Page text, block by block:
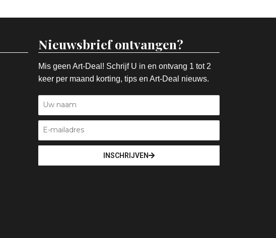
Nieuwsbrief ontvangen?
Mis geen Art-Deal! Schrijf U in en ontvang 1 tot 2
keer per maand korting, tips en Art-Deal nieuws.
INSCHRIJVEN